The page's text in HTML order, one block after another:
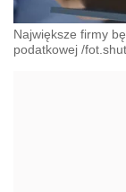
Największe firmy
podatkowej /